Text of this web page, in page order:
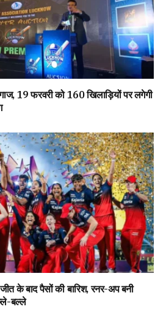
19 फरवरी को 160 खिलाड़ियों पर लगेगी
के बाद पैसों की बारिश, रनर-अप बनी
बल्ले